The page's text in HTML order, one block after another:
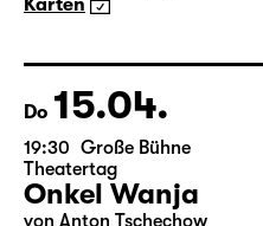
3-Teiliger Ballettabend von
Schauspiel Leipzig
Karten
Do 15.04.